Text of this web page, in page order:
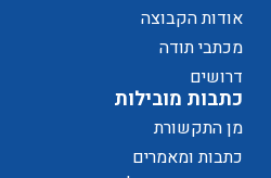
כתבות מובילות
מן התקשורת
כתבות ומאמרים
אודות הקבוצה
מכתבי תודה
דרושים